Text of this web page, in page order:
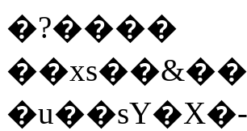
�?����